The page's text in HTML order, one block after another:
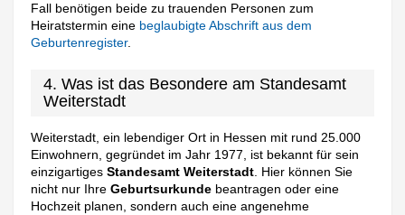
Fall benötigen beide zu trauenden Personen zum
Heiratstermin eine beglaubigte Abschrift aus dem
Geburtenregister.
4. Was ist das Besondere am Standesamt
Weiterstadt
Weiterstadt, ein lebendiger Ort in Hessen mit rund 25.000
Einwohnern, gegründet im Jahr 1977, ist bekannt für sein
einzigartigesStandesamt Weiterstadt. Hier können Sie
nicht nur IhreGeburtsurkunde beantragen oder eine
Hochzeit planen, sondern auch eine angenehme